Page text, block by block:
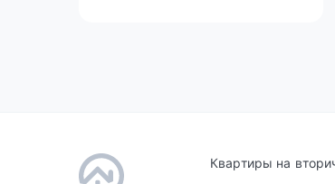
Квартиры на